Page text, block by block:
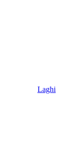
Laghi